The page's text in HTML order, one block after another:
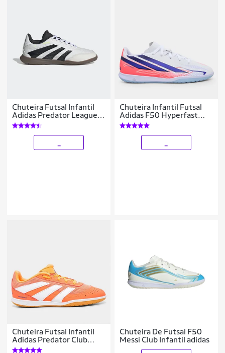
Chuteira Futsal Infantil
Adidas Predator League
Unissex
Chuteira Infantil Futsal
Adidas F50 Hyperfast
Club Copa Do Mundo
Chuteira Futsal Infantil
Adidas Predator Club
Unissex
Chuteira De Futsal F50
Messi Club Infantil adidas